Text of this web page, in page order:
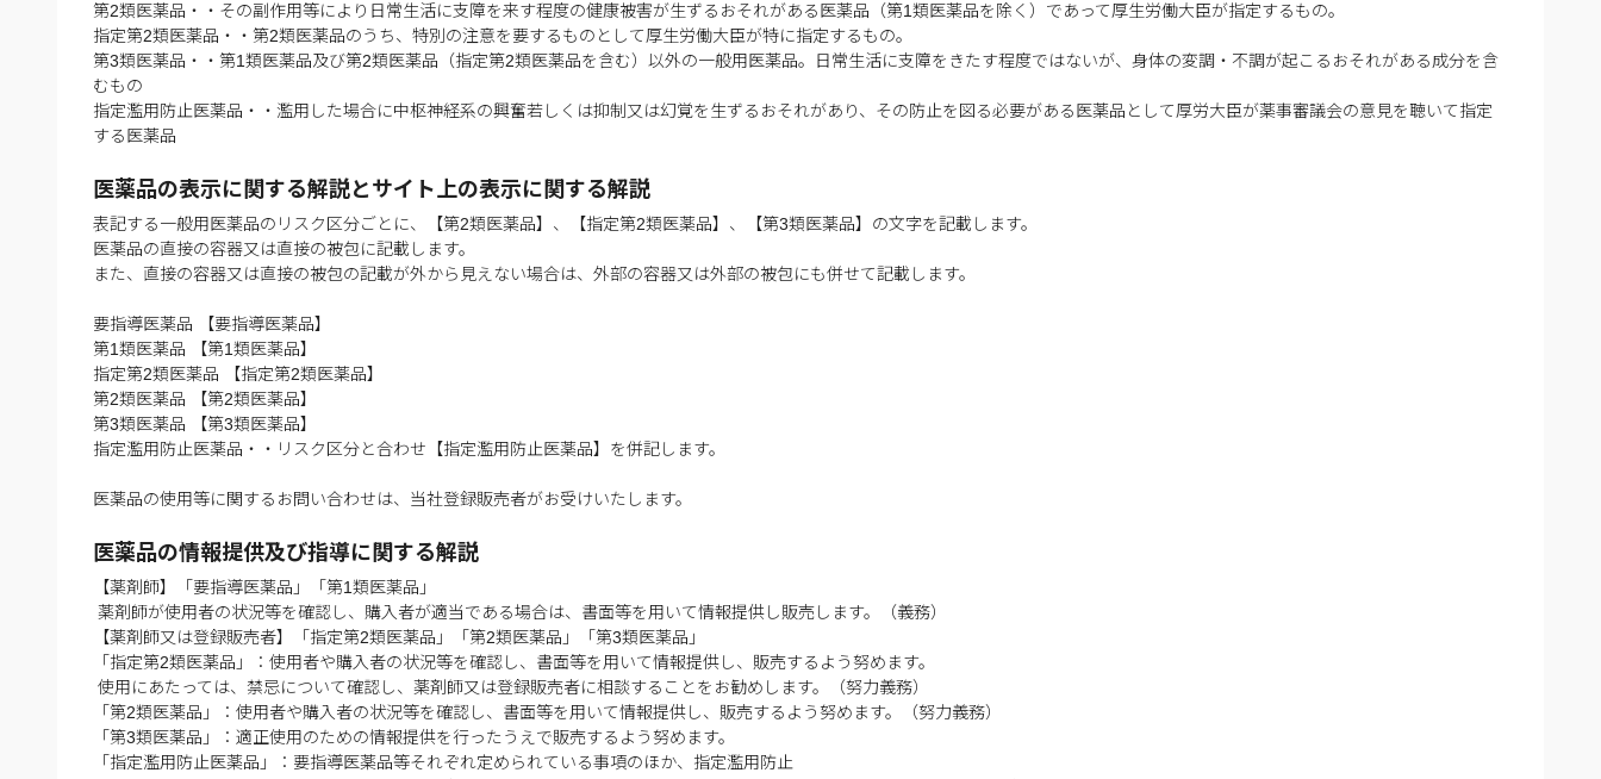
第2類医薬品・・その副作用等により日常生活に支障を来す程度の健康被害が生ずるおそれがある医薬品（第1類医薬品を除く）であって厚生労働大臣が指定するもの。
指定第2類医薬品・・第2類医薬品のうち、特別の注意を要するものとして厚生労働大臣が特に指定するもの。
第3類医薬品・・第1類医薬品及び第2類医薬品（指定第2類医薬品を含む）以外の一般用医薬品。日常生活に支障をきたす程度ではないが、身体の変調・不調が起こるおそれがある成分を含
むもの
指定濫用防止医薬品・・濫用した場合に中枢神経系の興奮若しくは抑制又は幻覚を生ずるおそれがあり、その防止を図る必要がある医薬品として厚労大臣が薬事審議会の意見を聴いて指定
する医薬品
医薬品の表示に関する解説とサイト上の表示に関する解説
表記する一般用医薬品のリスク区分ごとに、【第2類医薬品】、【指定第2類医薬品】、【第3類医薬品】の文字を記載します。
医薬品の直接の容器又は直接の被包に記載します。
また、直接の容器又は直接の被包の記載が外から見えない場合は、外部の容器又は外部の被包にも併せて記載します。
要指導医薬品 【要指導医薬品】
第1類医薬品 【第1類医薬品】
指定第2類医薬品 【指定第2類医薬品】
第2類医薬品 【第2類医薬品】
第3類医薬品 【第3類医薬品】
指定濫用防止医薬品・・リスク区分と合わせ【指定濫用防止医薬品】を併記します。
医薬品の使用等に関するお問い合わせは、当社登録販売者がお受けいたします。
医薬品の情報提供及び指導に関する解説
【薬剤師】「要指導医薬品」「第1類医薬品」
薬剤師が使用者の状況等を確認し、購入者が適当である場合は、書面等を用いて情報提供し販売します。（義務）
【薬剤師又は登録販売者】「指定第2類医薬品」「第2類医薬品」「第3類医薬品」
「指定第2類医薬品」：使用者や購入者の状況等を確認し、書面等を用いて情報提供し、販売するよう努めます。
使用にあたっては、禁忌について確認し、薬剤師又は登録販売者に相談することをお勧めします。（努力義務）
「第2類医薬品」：使用者や購入者の状況等を確認し、書面等を用いて情報提供し、販売するよう努めます。（努力義務）
「第3類医薬品」：適正使用のための情報提供を行ったうえで販売するよう努めます。
「指定濫用防止医薬品」：要指導医薬品等それぞれ定められている事項のほか、指定濫用防止